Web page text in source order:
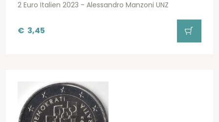
2 Euro Italien 2023 - Alessandro Manzoni UNZ
€ 3,45